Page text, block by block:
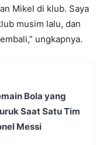
Mikel di klub. Saya
musim lalu, dan
ungkapnya.
Bola yang
Saat Satu Tim
Messi